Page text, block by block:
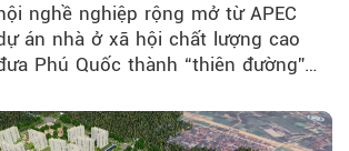
nghề nghiệp rộng mở từ APEC
án nhà ở xã hội chất lượng cao
Phú Quốc thành “thiên đường”